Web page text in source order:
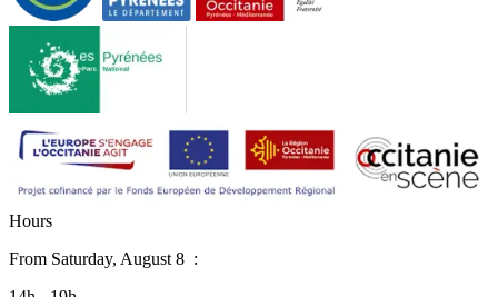
Hours
From Saturday, August 8 :